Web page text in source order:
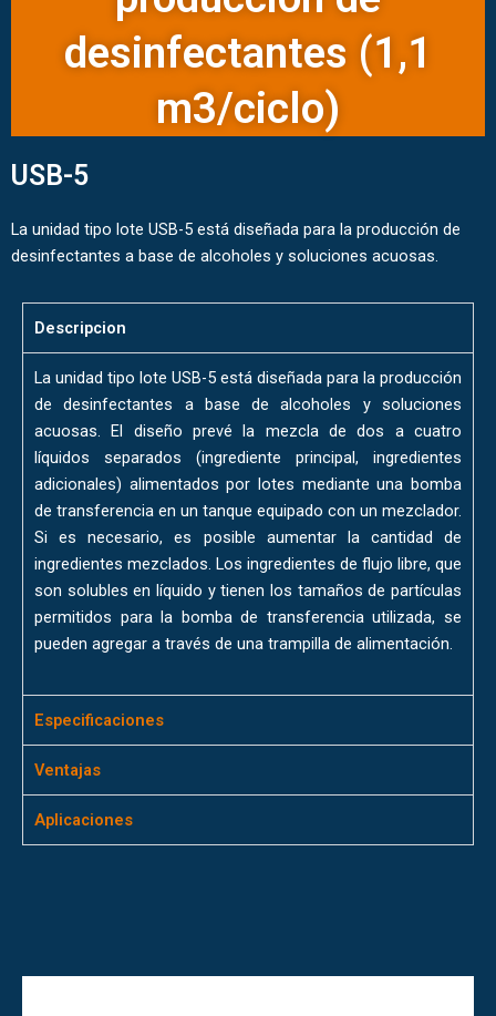
desinfectantes (1,1
m3/ciclo)
USB-5
La unidad tipo lote USB-5 está diseñada para la producción de
desinfectantes a base de alcoholes y soluciones acuosas.
Descripcion
La unidad tipo lote USB-5 está diseñada para la producción
de desinfectantes a base de alcoholes y soluciones
acuosas. El diseño prevé la mezcla de dos a cuatro
líquidos separados (ingrediente principal, ingredientes
adicionales) alimentados por lotes mediante una bomba
de transferencia en un tanque equipado con un mezclador.
Si es necesario, es posible aumentar la cantidad de
ingredientes mezclados. Los ingredientes de flujo libre, que
son solubles en líquido y tienen los tamaños de partículas
permitidos para la bomba de transferencia utilizada, se
pueden agregar a través de una trampilla de alimentación.
Especificaciones
Ventajas
Aplicaciones